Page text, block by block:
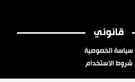
قانوني
سياسة الخصوصية
شروط الاستخدام